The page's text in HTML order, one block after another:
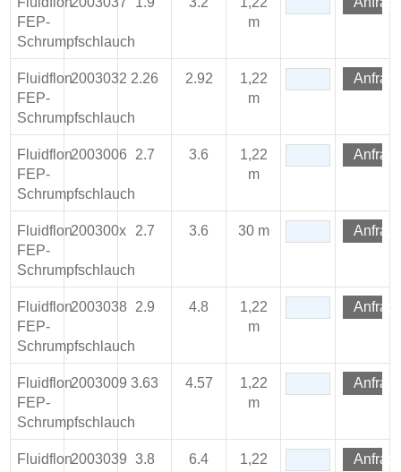
FEP-
Schrumpfschlauch
m
Fluidflon
FEP-
Schrumpfschlauch
2003032 2.26 2.92
1,22
m
Fluidflon
FEP-
Schrumpfschlauch
2003006 2.7 3.6
1,22
m
Fluidflon
FEP-
Schrumpfschlauch
200300x 2.7 3.6 30 m
Fluidflon
FEP-
Schrumpfschlauch
2003038 2.9 4.8
1,22
m
Fluidflon
FEP-
Schrumpfschlauch
2003009 3.63 4.57
1,22
m
Fluidflon2003039 3.8 6.4
1,22